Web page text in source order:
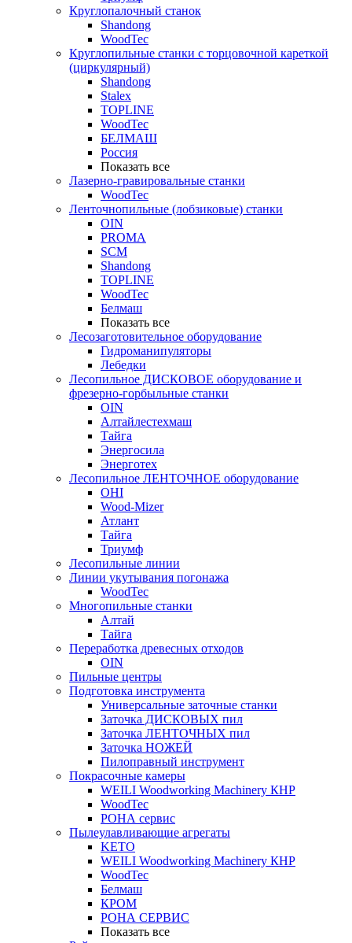
Круглопалочный станок
Shandong
WoodTec
Круглопильные станки с торцовочной кареткой
(циркулярный)
Shandong
Stalex
TOPLINE
WoodTec
БЕЛМАШ
Россия
Показать все
Лазерно-гравировальные станки
WoodTec
Ленточнопильные (лобзиковые) станки
OIN
PROMA
SCM
Shandong
TOPLINE
WoodTec
Белмаш
Показать все
Лесозаготовительное оборудование
Гидроманипуляторы
Лебедки
Лесопильное ДИСКОВОЕ оборудование и
фрезерно-горбыльные станки
OIN
Алтайлестехмаш
Тайга
Энергосила
Энерготех
Лесопильное ЛЕНТОЧНОЕ оборудование
OHI
Wood-Mizer
Атлант
Тайга
Триумф
Лесопильные линии
Линии укутывания погонажа
WoodTec
Многопильные станки
Алтай
Тайга
Переработка древесных отходов
OIN
Пильные центры
Подготовка инструмента
Универсальные заточные станки
Заточка ДИСКОВЫХ пил
Заточка ЛЕНТОЧНЫХ пил
Заточка НОЖЕЙ
Пилоправный инструмент
Покрасочные камеры
WEILI Woodworking Machinery КНР
WoodTec
РОНА сервис
Пылеулавливающие агрегаты
KETO
WEILI Woodworking Machinery КНР
WoodTec
Белмаш
КРОМ
РОНА СЕРВИС
Показать все